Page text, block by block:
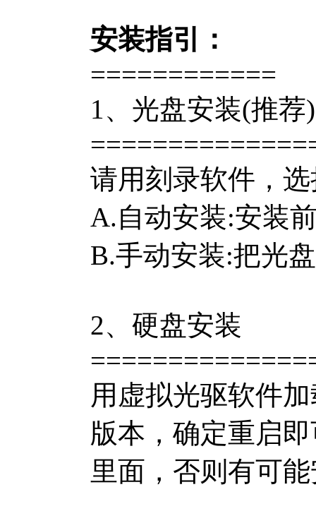
安装指引：
============
1、光盘安装(推荐)
请用刻录软件，
A.自动安装:安装
B.手动安装:把光
2、硬盘安装
用虚拟光驱软件
版本，确定重启
里面，否则有可